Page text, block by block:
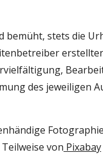
bemüht, stets die
des jeweiligen
von Pixabay